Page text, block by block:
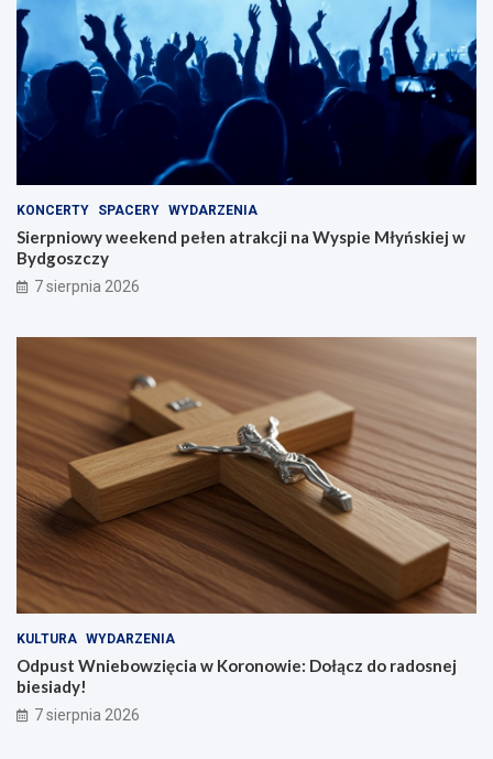
KONCERTY SPACERY WYDARZENIA
Sierpniowy weekend pełen atrakcji na Wyspie Młyńskiej w
Bydgoszczy
7 sierpnia 2026
KULTURA WYDARZENIA
Odpust Wniebowzięcia w Koronowie: Dołącz do radosnej
biesiady!
7 sierpnia 2026